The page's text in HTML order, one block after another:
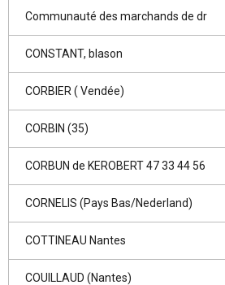
Communauté des marchands de dr
CONSTANT, blason
CORBIER ( Vendée)
CORBIN (35)
CORBUN de KEROBERT 47 33 44 56
CORNELIS (Pays Bas/Nederland)
COTTINEAU Nantes
COUILLAUD (Nantes)